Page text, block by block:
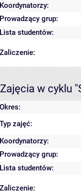
Koordynatorzy:
Prowadzący grup:
Lista studentów:
Zaliczenie:
Zajęcia w cyklu
Okres:
Typ zajęć:
Koordynatorzy:
Prowadzący grup:
Lista studentów:
Zaliczenie: